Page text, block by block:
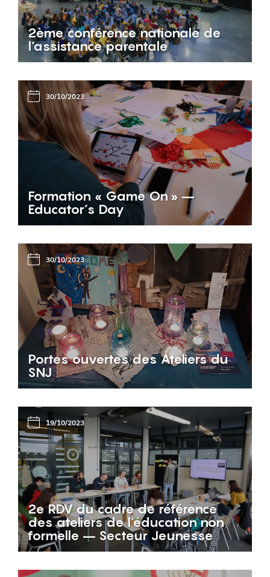
2ème conférence nationale de
l’assistance parentale
30/10/2023
Formation « Game On » –
Educator’s Day
30/10/2023
Portes ouvertes des Ateliers du
SNJ
19/10/2023
2e RDV du cadre de référence
des ateliers de l’éducation non
formelle – Secteur Jeunesse